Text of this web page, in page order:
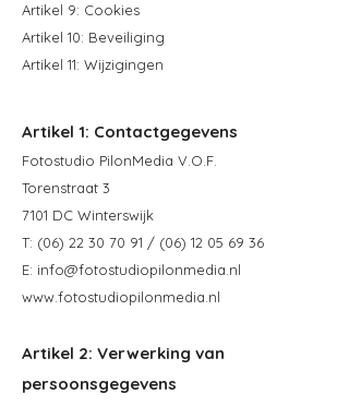
Artikel 9: Cookies
Artikel 10: Beveiliging
Artikel 11: Wijzigingen
Artikel 1: Contactgegevens
Fotostudio PilonMedia V.O.F.
Torenstraat 3
7101 DC Winterswijk
T: (06) 22 30 70 91 / (06) 12 05 69 36
E: info@fotostudiopilonmedia.nl
www.fotostudiopilonmedia.nl
Artikel 2: Verwerking van
persoonsgegevens